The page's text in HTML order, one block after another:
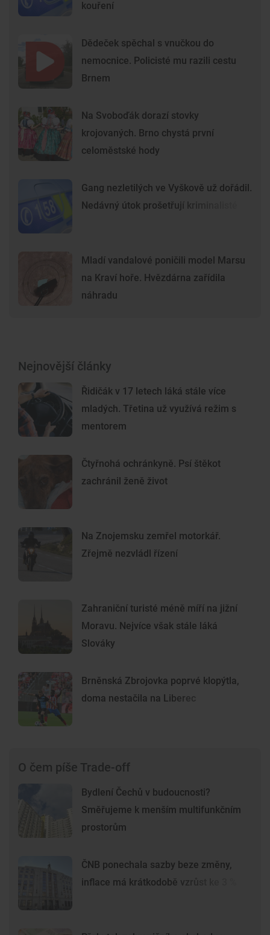
kouření
Dědeček spěchal s vnučkou do
nemocnice. Policisté mu razili cestu
Brnem
Na Svoboďák dorazí stovky
krojovaných. Brno chystá první
celoměstské hody
Gang nezletilých ve Vyškově už dořádil.
Nedávný útok prošetřují kriminalisté
Mladí vandalové poničili model Marsu
na Kraví hoře. Hvězdárna zařídila
náhradu
Nejnovější články
Řidičák v 17 letech láká stále více
mladých. Třetina už využívá režim s
mentorem
Čtyřnohá ochránkyně. Psí štěkot
zachránil ženě život
Na Znojemsku zemřel motorkář.
Zřejmě nezvládl řízení
Zahraniční turisté méně míří na jižní
Moravu. Nejvíce však stále láká
Slováky
Brněnská Zbrojovka poprvé klopýtla,
doma nestačila na Liberec
O čem píše Trade-off
Bydlení Čechů v budoucnosti?
Směřujeme k menším multifunkčním
prostorům
ČNB ponechala sazby beze změny,
inflace má krátkodobě vzrůst ke 3 %